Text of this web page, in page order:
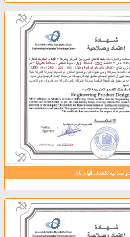
و صلاحية لكشاف الهاي باي